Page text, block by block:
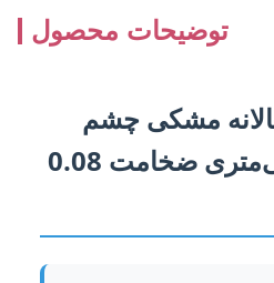
توضیحات محصول
مشکی چشم
درشت 14.5 میلی‌متری ضخامت 0.08